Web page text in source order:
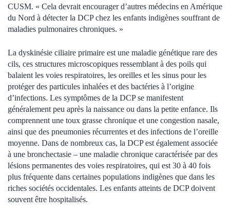
CUSM. « Cela devrait encourager d’autres médecins en Amérique
du Nord à détecter la DCP chez les enfants indigènes souffrant de
maladies pulmonaires chroniques. »
La dyskinésie ciliaire primaire est une maladie génétique rare des
cils, ces structures microscopiques ressemblant à des poils qui
balaient les voies respiratoires, les oreilles et les sinus pour les
protéger des particules inhalées et des bactéries à l’origine
d’infections. Les symptômes de la DCP se manifestent
généralement peu après la naissance ou dans la petite enfance. Ils
comprennent une toux grasse chronique et une congestion nasale,
ainsi que des pneumonies récurrentes et des infections de l’oreille
moyenne. Dans de nombreux cas, la DCP est également associée
à une bronchectasie – une maladie chronique caractérisée par des
lésions permanentes des voies respiratoires, qui est 30 à 40 fois
plus fréquente dans certaines populations indigènes que dans les
riches sociétés occidentales. Les enfants atteints de DCP doivent
souvent être hospitalisés.